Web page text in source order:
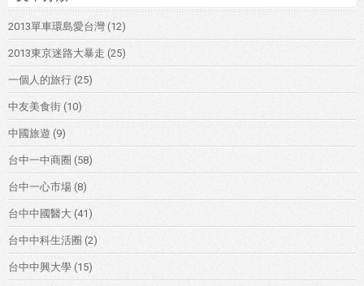
2013單車環島愛台灣 (12)
2013東京迷路大暴走 (25)
一個人的旅行 (25)
中友美食街 (10)
中國旅遊 (9)
台中一中商圈 (58)
台中一心市場 (8)
台中中國醫大 (41)
台中中科生活圈 (2)
台中中興大學 (15)